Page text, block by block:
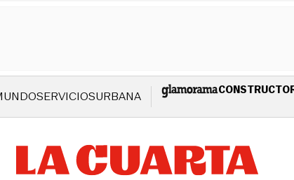
SERVICIOSURBANA